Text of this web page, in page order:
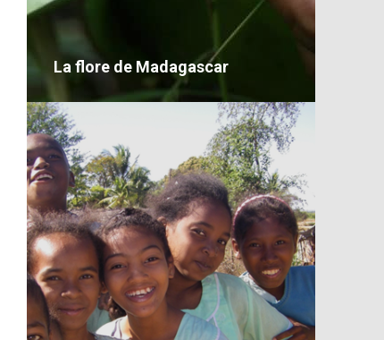
La flore de Madagascar